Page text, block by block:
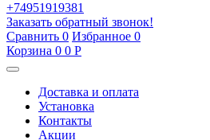
+74951919381
Заказать обратный звонок!
Сравнить 0 Избранное 0
Корзина 0 0 Р
Доставка и оплата
Установка
Контакты
Акции